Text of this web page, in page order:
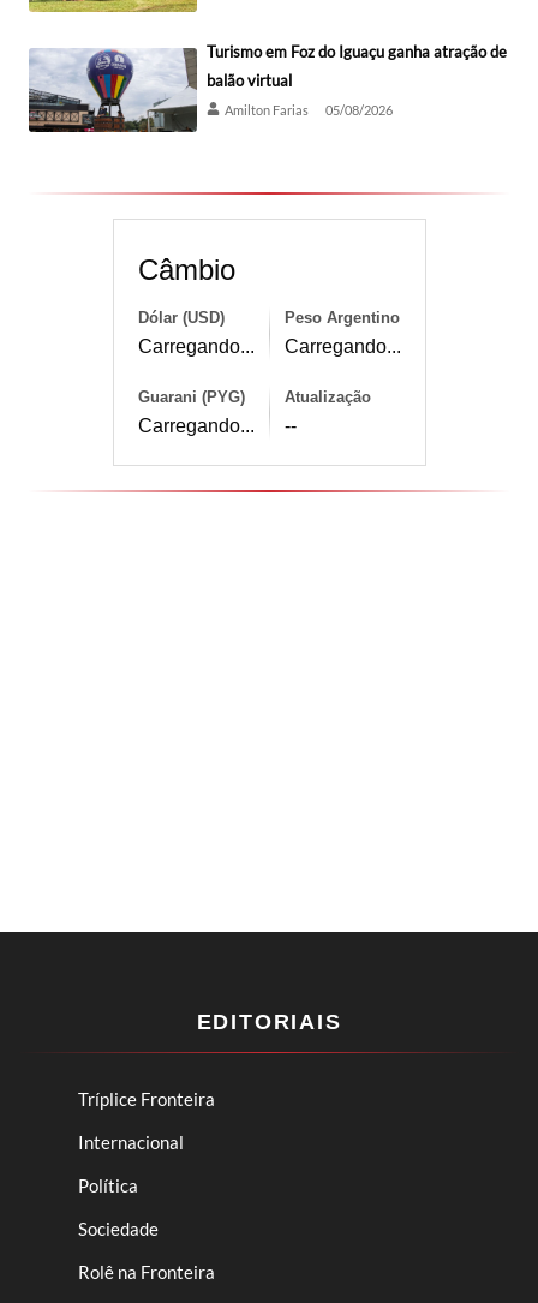
Turismo em Foz do Iguaçu ganha atração de
balão virtual
Amilton Farias 05/08/2026
Câmbio
Dólar (USD)
Carregando...
Peso Argentino
Carregando...
Guarani (PYG)
Carregando...
Atualização
--
EDITORIAIS
Tríplice Fronteira
Internacional
Política
Sociedade
Rolê na Fronteira